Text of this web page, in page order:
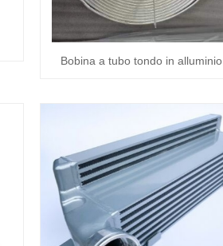
Bobina a tubo tondo in alluminio